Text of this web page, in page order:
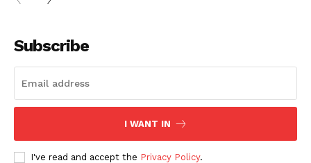
Subscribe
I WANT IN
I've read and accept the Privacy Policy.